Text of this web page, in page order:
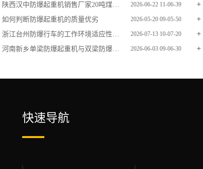
陕西汉中防爆起重机销售厂家20吨煤矿井下防爆行车 2026-06-22 11-06-39
如何判断防爆起重机的质量优劣 2026-05-20 09-05-50
浙江台州防爆行车的工作环境适应性分析 2026-07-13 10-07-20
河南新乡单梁防爆起重机与双梁防爆行吊差异 2026-06-03 09-06-30
快速导航